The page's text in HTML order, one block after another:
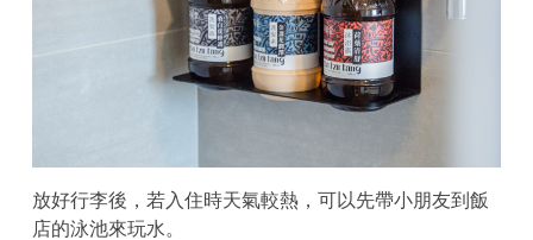
放好行李後，若入住時天氣較熱，可以先帶小朋友到飯
店的泳池來玩水。